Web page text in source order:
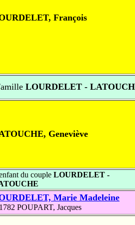
François
LOURDELET -
Geneviève
du couple LOURDELET -
Marie Madeleine
POUPART, Jacques